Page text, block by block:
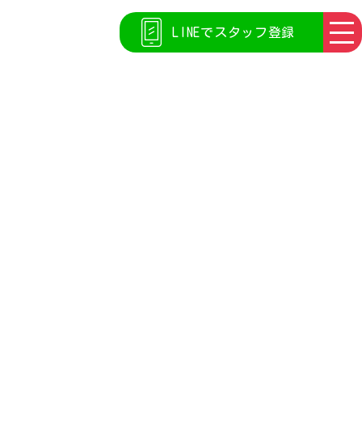
LINEでスタッフ登録